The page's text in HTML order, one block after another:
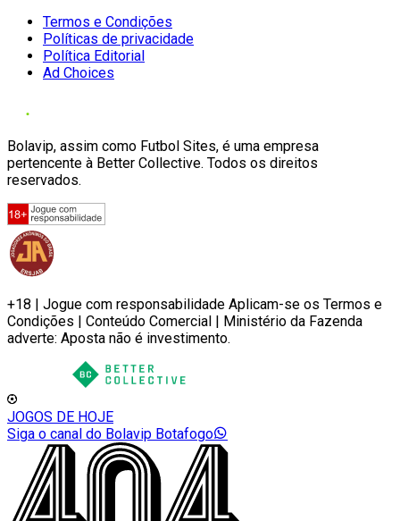
Termos e Condições
Políticas de privacidade
Política Editorial
Ad Choices
Bolavip, assim como Futbol Sites, é uma empresa
pertencente à Better Collective. Todos os direitos
reservados.
+18 | Jogue com responsabilidade Aplicam-se os Termos e
Condições | Conteúdo Comercial | Ministério da Fazenda
adverte: Aposta não é investimento.
JOGOS DE HOJE
Siga o canal do Bolavip Botafogo